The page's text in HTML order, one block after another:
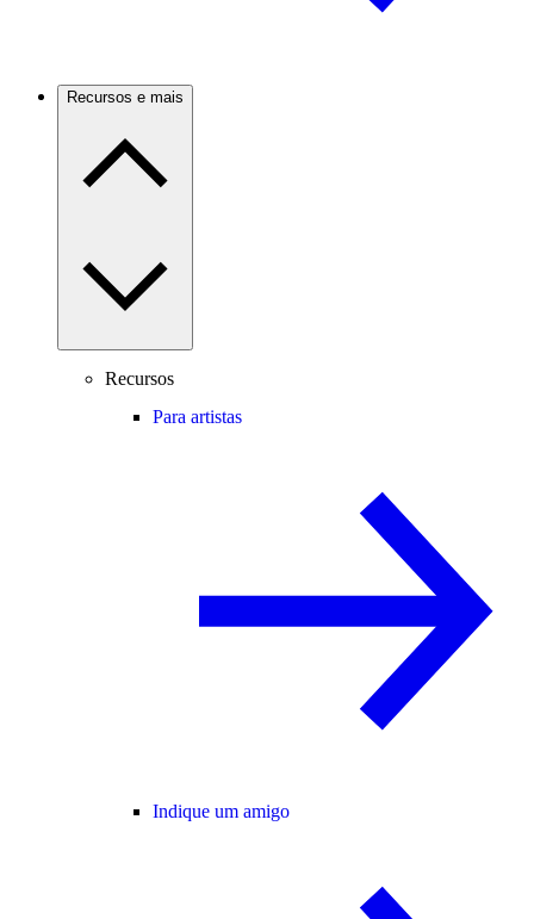
Recursos e mais
Recursos
Para artistas
Indique um amigo